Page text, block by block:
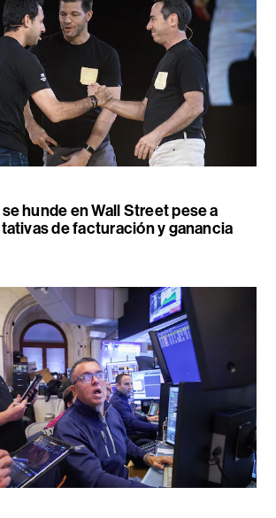
hunde en Wall Street pese a
de facturación y ganancia